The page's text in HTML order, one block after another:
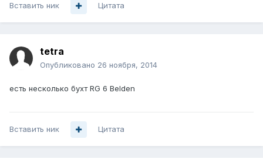
Вставить ник Цитата
tetra
Опубликовано 26 ноября, 2014
есть несколько бухт RG 6 Belden
Вставить ник Цитата